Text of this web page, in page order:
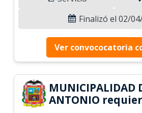
Finalizó el 02/
Ver convococatoria
MUNICIPALIDAD
ANTONIO